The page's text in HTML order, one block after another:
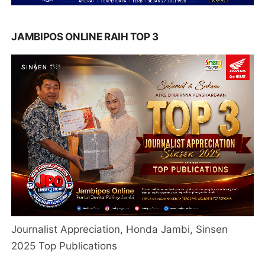
JAMBIPOS ONLINE RAIH TOP 3
Journalist Appreciation, Honda Jambi, Sinsen
2025 Top Publications